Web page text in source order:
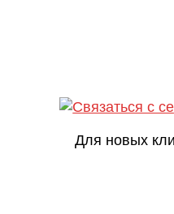
Для новых